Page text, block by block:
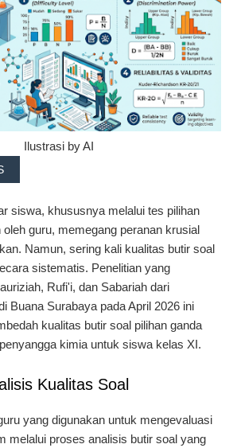
Ilustrasi by AI
siswa, khususnya melalui tes pilihan
guru, memegang peranan krusial
Namun, sering kali kualitas butir soal
sistematis. Penelitian yang
Rufi'i, dan Sabariah dari
Buana Surabaya pada April 2026 ini
kualitas butir soal pilihan ganda
kimia untuk siswa kelas XI.
Kualitas Soal
yang digunakan untuk mengevaluasi
melalui proses analisis butir soal yang